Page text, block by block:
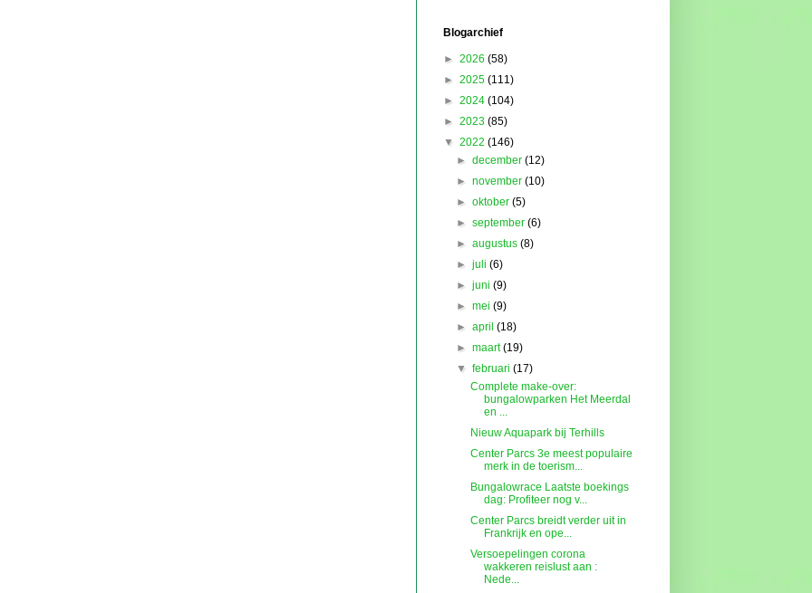
Blogarchief
► 2026 (58)
► 2025 (111)
► 2024 (104)
► 2023 (85)
▼ 2022 (146)
►december(12)
►november(10)
►oktober(5)
►september(6)
►augustus(8)
►juli(6)
►juni(9)
►mei(9)
►april(18)
►maart(19)
▼februari(17)
Complete make-over:
bungalowparken Het Meerdal
en ...
Nieuw Aquapark bij Terhills
Center Parcs 3e meest populaire
merk in de toerism...
Bungalowrace Laatste boekings
dag: Profiteer nog v...
Center Parcs breidt verder uit in
Frankrijk en ope...
Versoepelingen corona
wakkeren reislust aan :
Nede...